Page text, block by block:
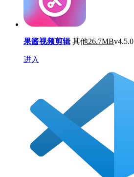
果酱视频剪辑 其他26.7MBv4.5.0
进入